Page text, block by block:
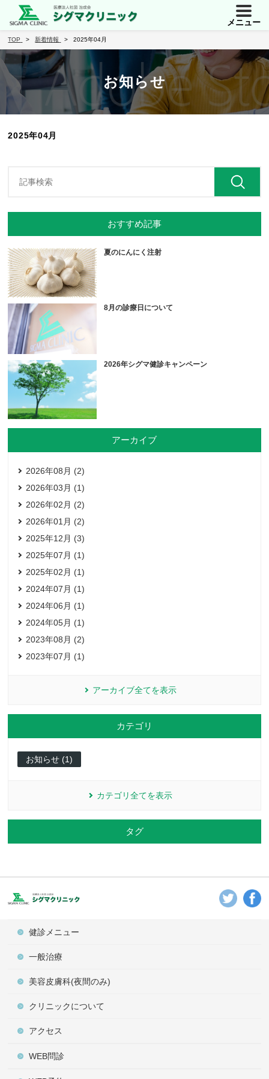
メニュー
TOP 新着情報 2025年04月
お知らせ
2025年04月
おすすめ記事
夏のにんにく注射
8月の診療日について
2026年シグマ健診キャンペーン
アーカイブ
2026年08月 (2)
2026年03月 (1)
2026年02月 (2)
2026年01月 (2)
2025年12月 (3)
2025年07月 (1)
2025年02月 (1)
2024年07月 (1)
2024年06月 (1)
2024年05月 (1)
2023年08月 (2)
2023年07月 (1)
アーカイブ全てを表示
カテゴリ
お知らせ (1)
カテゴリ全てを表示
タグ
健診メニュー
一般治療
美容皮膚科(夜間のみ)
クリニックについて
アクセス
WEB問診